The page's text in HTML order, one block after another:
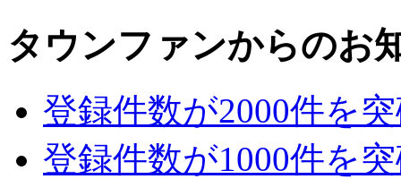
タウンファンからのお
登録件数が2000件を
登録件数が1000件を